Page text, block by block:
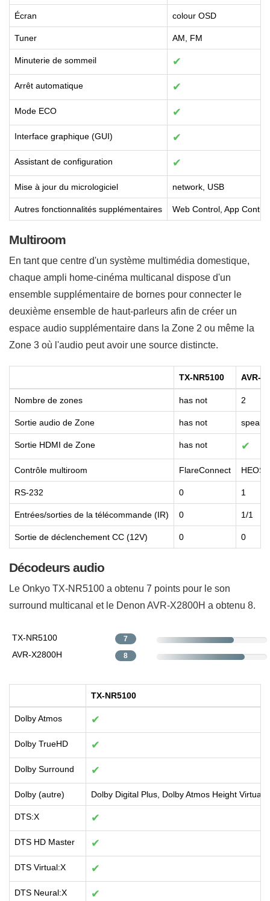
Écran colour OSD
Tuner AM, FM
Minuterie de sommeil ✔
Arrêt automatique ✔
Mode ECO ✔
Interface graphique (GUI) ✔
Assistant de configuration ✔
Mise à jour du micrologiciel network, USB
Autres fonctionnalités supplémentaires Web Control, App Control
Multiroom
En tant que centre d'un système multimédia domestique,
chaque ampli home-cinéma multicanal dispose d'un
ensemble supplémentaire de bornes pour connecter le
deuxième ensemble de haut-parleurs afin de créer un
espace audio supplémentaire dans la Zone 2 ou même la
Zone 3 où l'audio peut avoir une source distincte.
TX-NR5100 AVR-
Nombre de zones has not 2
Sortie audio de Zone has not
Sortie HDMI de Zone has not ✔
Contrôle multiroom FlareConnect HEOS
RS-232 0 1
Entrées/sorties de la télécommande (IR) 0 1/1
Sortie de déclenchement CC (12V) 0 0
Décodeurs audio
Le Onkyo TX-NR5100 a obtenu 7 points pour le son
surround multicanal et le Denon AVR-X2800H a obtenu 8.
TX-NR5100 7
AVR-X2800H 8
TX-NR5100
Dolby Atmos ✔
Dolby TrueHD ✔
Dolby Surround ✔
Dolby (autre) Dolby Digital Plus, Dolby Atmos Height
DTS:X ✔
DTS HD Master ✔
DTS Virtual:X ✔
DTS Neural:X ✔